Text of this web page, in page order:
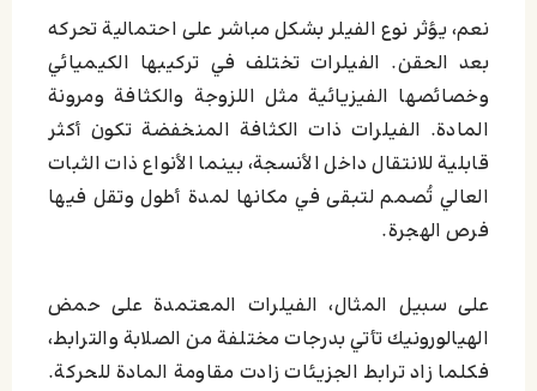
نعم، يؤثر نوع الفيلر بشكل مباشر على احتمالية تحركه
بعد الحقن. الفيلرات تختلف في تركيبها الكيميائي
وخصائصها الفيزيائية مثل اللزوجة والكثافة ومرونة
المادة. الفيلرات ذات الكثافة المنخفضة تكون أكثر
قابلية للانتقال داخل الأنسجة، بينما الأنواع ذات الثبات
العالي تُصمم لتبقى في مكانها لمدة أطول وتقل فيها
فرص الهجرة.
على سبيل المثال، الفيلرات المعتمدة على حمض
الهيالورونيك تأتي بدرجات مختلفة من الصلابة والترابط،
فكلما زاد ترابط الجزيئات زادت مقاومة المادة للحركة.